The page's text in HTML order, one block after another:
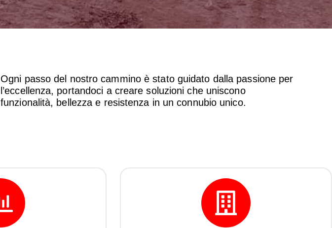
Ogni passo del nostro cammino è stato guidato dalla passione per
l’eccellenza, portandoci a creare soluzioni che uniscono
funzionalità, bellezza e resistenza in un connubio unico.